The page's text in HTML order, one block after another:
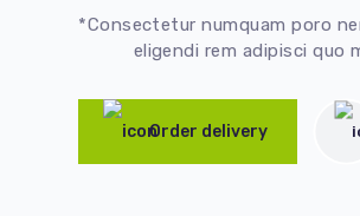
*Consectetur numquam poro
eligendi rem adipisci quo
Order delivery